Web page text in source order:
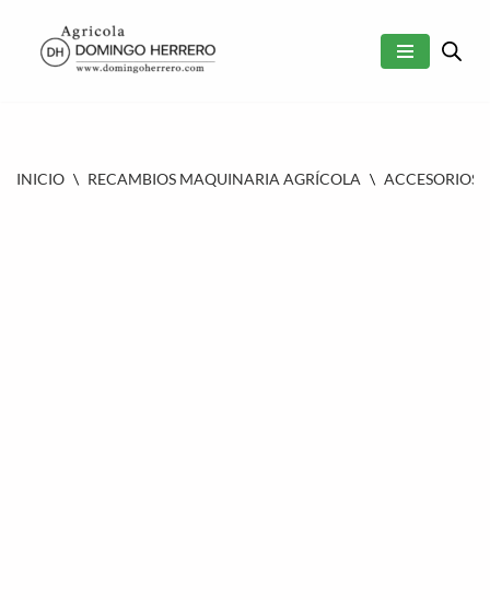
SALTAR
INICIO \ RECAMBIOS MAQUINARIA AGRÍCOLA \ ACCESORIOS